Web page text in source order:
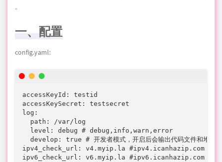
。
一、配置
config.yaml:
accessKeyId: testid
accessKeySecret: testsecret
log:
  path: /var/log
  level: debug # debug,info,warn,error
develop: true # 开发者模式，开启后会输出代码文件和堆栈
ipv4_check_url: v4.myip.la #ipv4.icanhazip.com
ipv6_check_url: v6.myip.la #ipv6.icanhazip.com